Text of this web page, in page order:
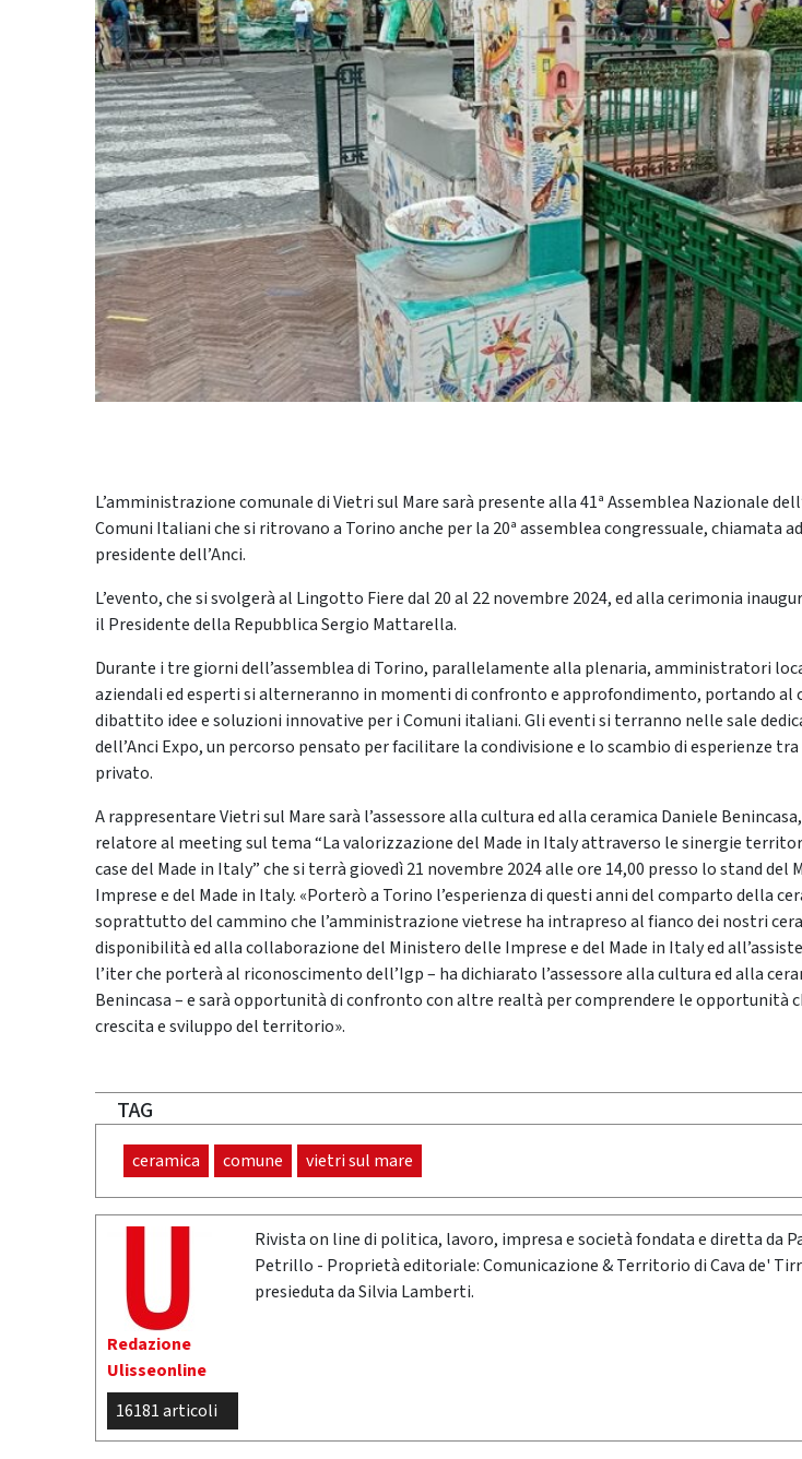
L’amministrazione comunale di Vietri sul Mare sarà presente alla 41ª Assemblea Nazionale
Comuni Italiani che si ritrovano a Torino anche per la 20ª assemblea congressuale, chiamata
presidente dell’Anci.
L’evento, che si svolgerà al Lingotto Fiere dal 20 al 22 novembre 2024, ed alla cerimonia
il Presidente della Repubblica Sergio Mattarella.
Durante i tre giorni dell’assemblea di Torino, parallelamente alla plenaria, amministratori
aziendali ed esperti si alterneranno in momenti di confronto e approfondimento, portando al
dibattito idee e soluzioni innovative per i Comuni italiani. Gli eventi si terranno nelle sale
dell’Anci Expo, un percorso pensato per facilitare la condivisione e lo scambio di esperienze
privato.
A rappresentare Vietri sul Mare sarà l’assessore alla cultura ed alla ceramica Daniele
relatore al meeting sul tema “La valorizzazione del Made in Italy attraverso le sinergie
case del Made in Italy” che si terrà giovedì 21 novembre 2024 alle ore 14,00 presso lo stand del
Imprese e del Made in Italy. «Porterò a Torino l’esperienza di questi anni del comparto della
soprattutto del cammino che l’amministrazione vietrese ha intrapreso al fianco dei nostri
disponibilità ed alla collaborazione del Ministero delle Imprese e del Made in Italy ed
l’iter che porterà al riconoscimento dell’Igp – ha dichiarato l’assessore alla cultura ed alla
Benincasa – e sarà opportunità di confronto con altre realtà per comprendere le opportunità
crescita e sviluppo del territorio».
TAG
ceramica comune vietri sul mare
Redazione
Ulisseonline
16181 articoli
Rivista on line di politica, lavoro, impresa e società fondata e diretta da
Petrillo - Proprietà editoriale: Comunicazione & Territorio di Cava de'
presieduta da Silvia Lamberti.